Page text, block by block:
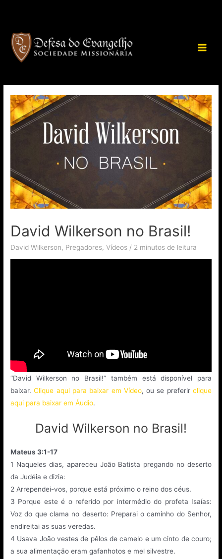
David Wilkerson no Brasil!
David Wilkerson, Pregadores,Vídeos / 2 minutos de leitura
“David Wilkerson no Brasil!” também está disponível para
baixar.Clique aqui para baixar em Vídeo, ou se preferir clique
aqui para baixar em Áudio.
David Wilkerson no Brasil!
Mateus 3:1-17
1 Naqueles dias, apareceu João Batista pregando no deserto
da Judéia e dizia:
2 Arrependei-vos, porque está próximo o reino dos céus.
3 Porque este é o referido por intermédio do profeta Isaías:
Voz do que clama no deserto: Preparai o caminho do Senhor,
endireitai as suas veredas.
4 Usava João vestes de pêlos de camelo e um cinto de couro;
a sua alimentação eram gafanhotos e mel silvestre.